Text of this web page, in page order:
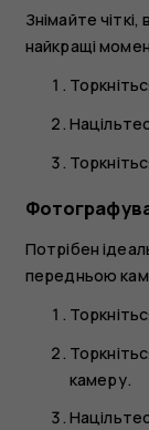
Знімайте
найкращі
Потрібен
передньою
камеру.